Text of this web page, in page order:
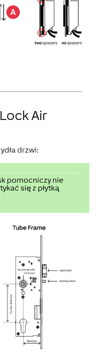
Air
drzwi:
pomocniczy nie
się z płytką